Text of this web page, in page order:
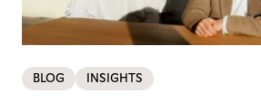
BLOG INSIGHTS